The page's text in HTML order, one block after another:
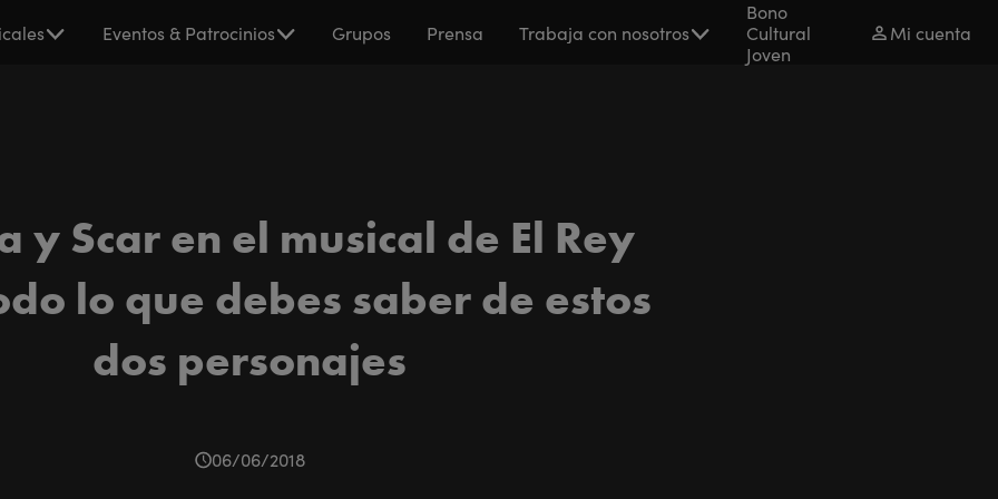
Eventos & Patrocinios Grupos Prensa Trabaja con nosotros
Bono
Cultural
Joven
Mi cuenta
y Scar en el musical de El Rey
lo que debes saber de estos
dos personajes
06/06/2018